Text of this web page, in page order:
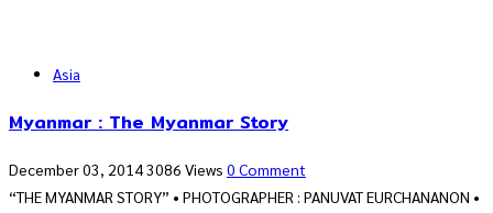
Asia
Myanmar : The Myanmar Story
December 03, 20143086 Views 0 Comment
“THE MYANMAR STORY” • PHOTOGRAPHER : PANUVAT EURCHANANON •